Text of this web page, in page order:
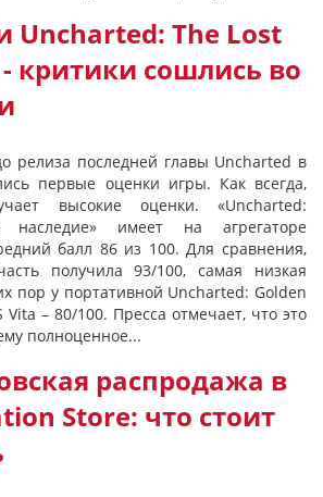
Uncharted: The Lost
- критики сошлись во
релиза последней главы Uncharted в
первые оценки игры. Как всегда,
высокие оценки. «Uncharted:
наследие» имеет на агрегаторе
балл 86 из 100. Для сравнения,
получила 93/100, самая низкая
пор у портативной Uncharted: Golden
Vita – 80/100. Пресса отмечает, что это
полноценное...
распродажа в
Store: что стоит